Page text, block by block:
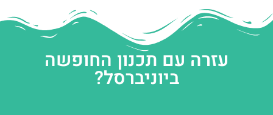
עזרה עם תכנון החופשה
ביוניברסל?